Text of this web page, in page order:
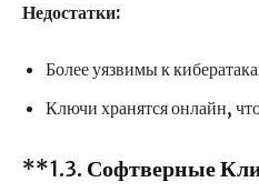
Недостатки:
Более уязвимы к
Ключи хранятся онлайн,
**1.3. Софтверные